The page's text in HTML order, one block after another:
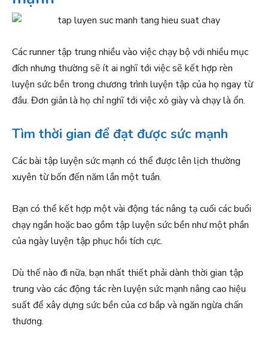
Các runner tập trung nhiều vào việc chạy bộ với nhiều mục
đích nhưng thường sẽ ít ai nghĩ tới việc sẽ kết hợp rèn
luyện sức bền trong chương trình luyện tập của họ ngay từ
đầu. Đơn giản là họ chỉ nghĩ tới việc xỏ giày và chạy là ổn.
Tìm thời gian để đạt được sức mạnh
Các bài tập luyện sức mạnh có thể được lên lịch thường
xuyên từ bốn đến năm lần một tuần.
Bạn có thể kết hợp một vài động tác nâng tạ cuối các buổi
chạy ngắn hoặc bao gồm tập luyện sức bền như một phần
của ngày luyện tập phục hồi tích cực.
Dù thế nào đi nữa, bạn nhất thiết phải dành thời gian tập
trung vào các động tác rèn luyện sức mạnh nâng cao hiệu
suất để xây dựng sức bền của cơ bắp và ngăn ngừa chấn
thương.